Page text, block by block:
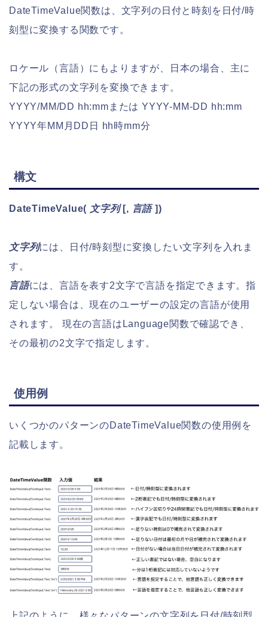
DateTimeValue関数は、文字列の日付と時刻を日付/時
刻型に変換する関数です。
ロケール（言語）にもよりますが、日本の場合、主に
下記の形式の文字列を変換できます。
YYYY/MM/DD hh:mmまたは YYYY-MM-DD hh:mm
YYYY年MM月DD日 hh時mm分
構文
DateTimeValue( 文字列[, 言語])
文字列には、日付/時刻型に変換したい文字列を入れま
す。
言語には、言語を表す2文字で言語を指定できます。指
定しない場合は、現在のユーザーの設定の言語が使用
されます。 現在の言語はLanguage関数で確認でき、
その最初の2文字で指定します。
使用例
いくつかのパターンのDateTimeValue関数の使用例を
記載します。